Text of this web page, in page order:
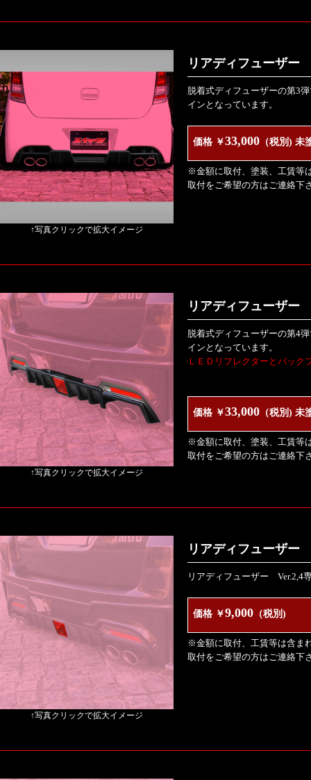
↑写真クリックで拡大イメージ
リアディフューザー
脱着式ディフューザーの第3
インとなっています。
価格 ￥33,000 （税別) 未
※金額に取付、塗装、工賃等
取付をご希望の方はご連絡下
↑写真クリックで拡大イメージ
リアディフューザー
脱着式ディフューザーの第4
インとなっています。
ＬＥＤリフレクターとバック
価格 ￥33,000 （税別) 未
※金額に取付、塗装、工賃等
取付をご希望の方はご連絡下
↑写真クリックで拡大イメージ
リアディフューザー
リアディフューザー Ver.2,4
価格 ￥9,000 （税別)
※金額に取付、工賃等は含ま
取付をご希望の方はご連絡下